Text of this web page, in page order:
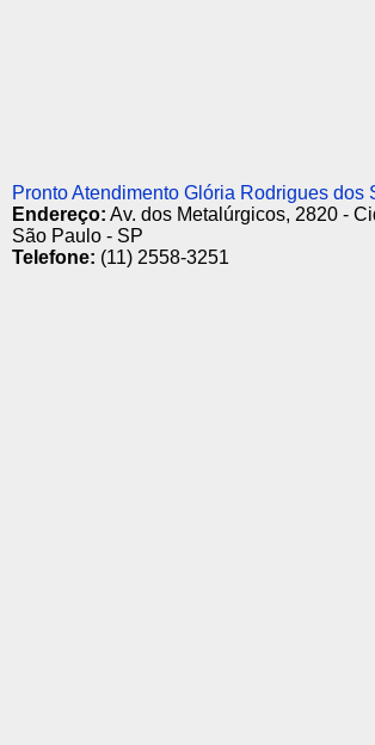
Pronto Atendimento Glória Rodrigues dos
Endereço: Av. dos Metalúrgicos, 2820 -
São Paulo - SP
Telefone: (11) 2558-3251